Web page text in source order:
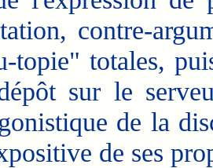
contre-
topie" totales,
sur le
de la
de ses